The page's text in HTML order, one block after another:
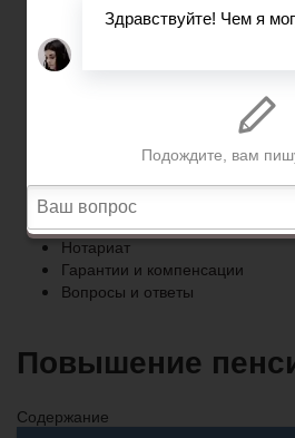
Нотариат
Главная
Право собственности
Регистрация автомобиля
Нотариат
Гарантии и компенсации
Вопросы и ответы
Повышение
Содержание